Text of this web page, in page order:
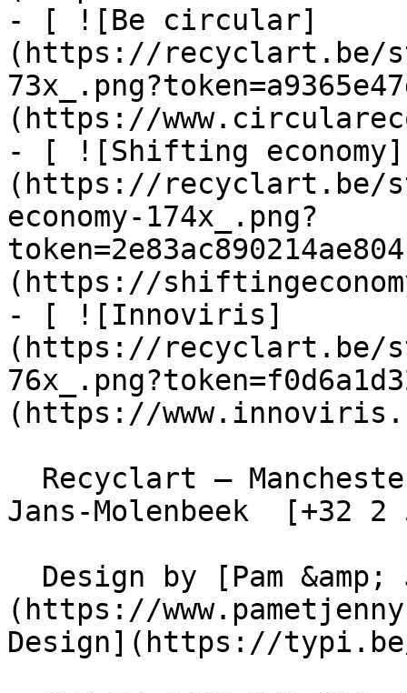
- [ ![Be circular]
(https://recyclart.be/
(https://
- [ ![Shifting economy]
(https://recyclart.be/
economy-174x_.png?
(https://
- [ ![Innoviris]
(https://recyclart.be/
(https://
Jans-Molenbeek  [+32
(https://
Design](https://